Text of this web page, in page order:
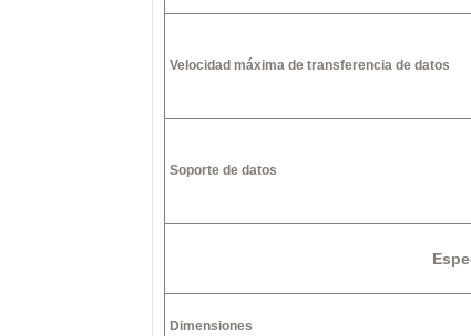
Velocidad máxima de transferencia de datos
Soporte de datos
Dimensiones